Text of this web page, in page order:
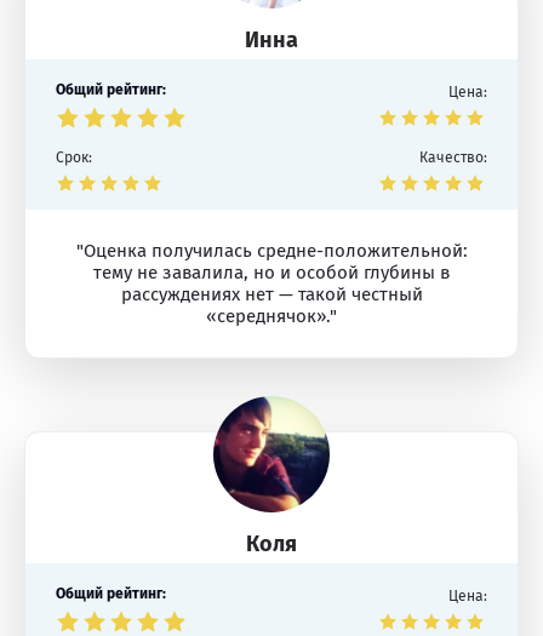
Инна
Общий рейтинг: Цена:
Срок: Качество:
"Оценка получилась средне-положительной:
тему не завалила, но и особой глубины в
рассуждениях нет — такой честный
«середнячок»."
Коля
Общий рейтинг: Цена: